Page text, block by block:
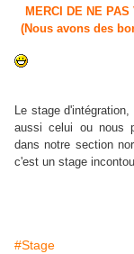
MERCI DE NE
(Nous avons des
Le stage
aussi celui ou nous
dans notre section
c'est un stage
#Stage